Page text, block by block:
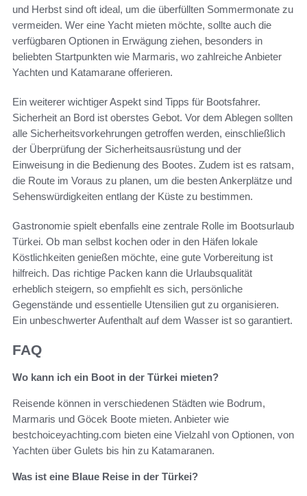
und Herbst sind oft ideal, um die überfüllten Sommermonate zu
vermeiden. Wer eine Yacht mieten möchte, sollte auch die
verfügbaren Optionen in Erwägung ziehen, besonders in
beliebten Startpunkten wie Marmaris, wo zahlreiche Anbieter
Yachten und Katamarane offerieren.
Ein weiterer wichtiger Aspekt sind Tipps für Bootsfahrer.
Sicherheit an Bord ist oberstes Gebot. Vor dem Ablegen sollten
alle Sicherheitsvorkehrungen getroffen werden, einschließlich
der Überprüfung der Sicherheitsausrüstung und der
Einweisung in die Bedienung des Bootes. Zudem ist es ratsam,
die Route im Voraus zu planen, um die besten Ankerplätze und
Sehenswürdigkeiten entlang der Küste zu bestimmen.
Gastronomie spielt ebenfalls eine zentrale Rolle im Bootsurlaub
Türkei. Ob man selbst kochen oder in den Häfen lokale
Köstlichkeiten genießen möchte, eine gute Vorbereitung ist
hilfreich. Das richtige Packen kann die Urlaubsqualität
erheblich steigern, so empfiehlt es sich, persönliche
Gegenstände und essentielle Utensilien gut zu organisieren.
Ein unbeschwerter Aufenthalt auf dem Wasser ist so garantiert.
FAQ
Wo kann ich ein Boot in der Türkei mieten?
Reisende können in verschiedenen Städten wie Bodrum,
Marmaris und Göcek Boote mieten. Anbieter wie
bestchoiceyachting.com bieten eine Vielzahl von Optionen, von
Yachten über Gulets bis hin zu Katamaranen.
Was ist eine Blaue Reise in der Türkei?